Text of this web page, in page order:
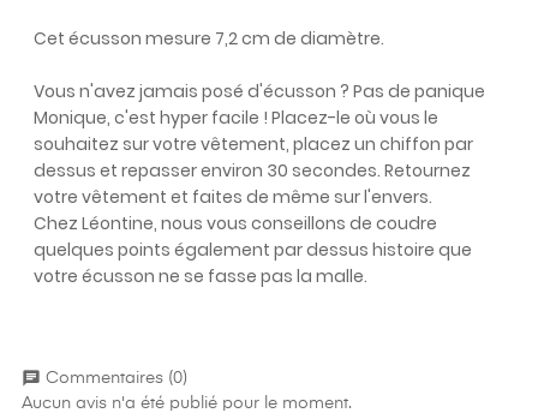
Cet écusson mesure 7,2 cm de diamètre.
Vous n'avez jamais posé d'écusson ? Pas de panique
Monique, c'est hyper facile ! Placez-le où vous le
souhaitez sur votre vêtement, placez un chiffon par
dessus et repasser environ 30 secondes. Retournez
votre vêtement et faites de même sur l'envers.
Chez Léontine, nous vous conseillons de coudre
quelques points également par dessus histoire que
votre écusson ne se fasse pas la malle.
chat Commentaires (0)
Aucun avis n'a été publié pour le moment.